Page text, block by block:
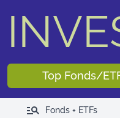
Top Fonds/
manage_search Fonds + ETFs